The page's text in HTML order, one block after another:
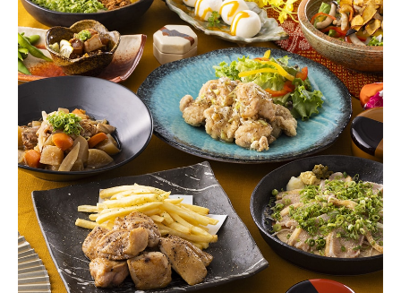
飲める！
＜格安ドリンク一覧＞各種100円
・生ビール
・ビームハイボール（プレーン）
・レモンサワー
・翠ジンソーダ
・赤玉ぶどうサワー
・ソフトドリンク各種
★何杯でもこの価格で飲めます！